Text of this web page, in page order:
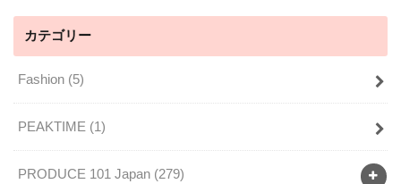
カテゴリー
Fashion (5)
PEAKTIME (1)
PRODUCE 101 Japan (279)